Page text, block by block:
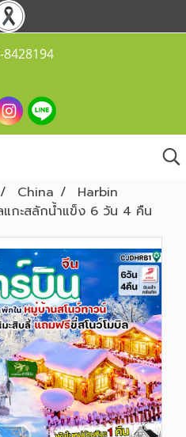
8428194
China
Harbin
แกะสลักน้ำแข็ง 6 วัน 4 คืน